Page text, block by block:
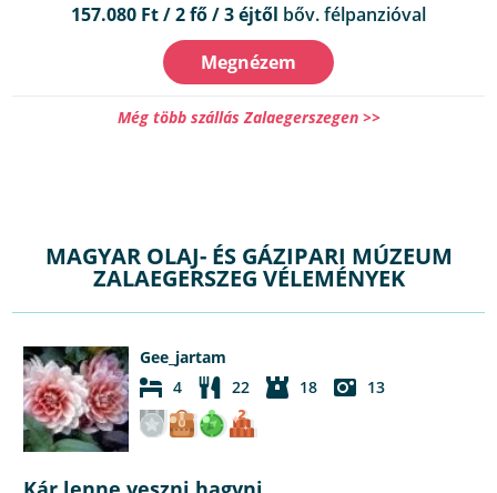
157.080 Ft / 2 fő / 3 éjtől bőv. félpanzióval
Megnézem
Még több szállás Zalaegerszegen >>
MAGYAR OLAJ- ÉS GÁZIPARI MÚZEUM
ZALAEGERSZEG VÉLEMÉNYEK
Gee_jartam
4
22 18 13